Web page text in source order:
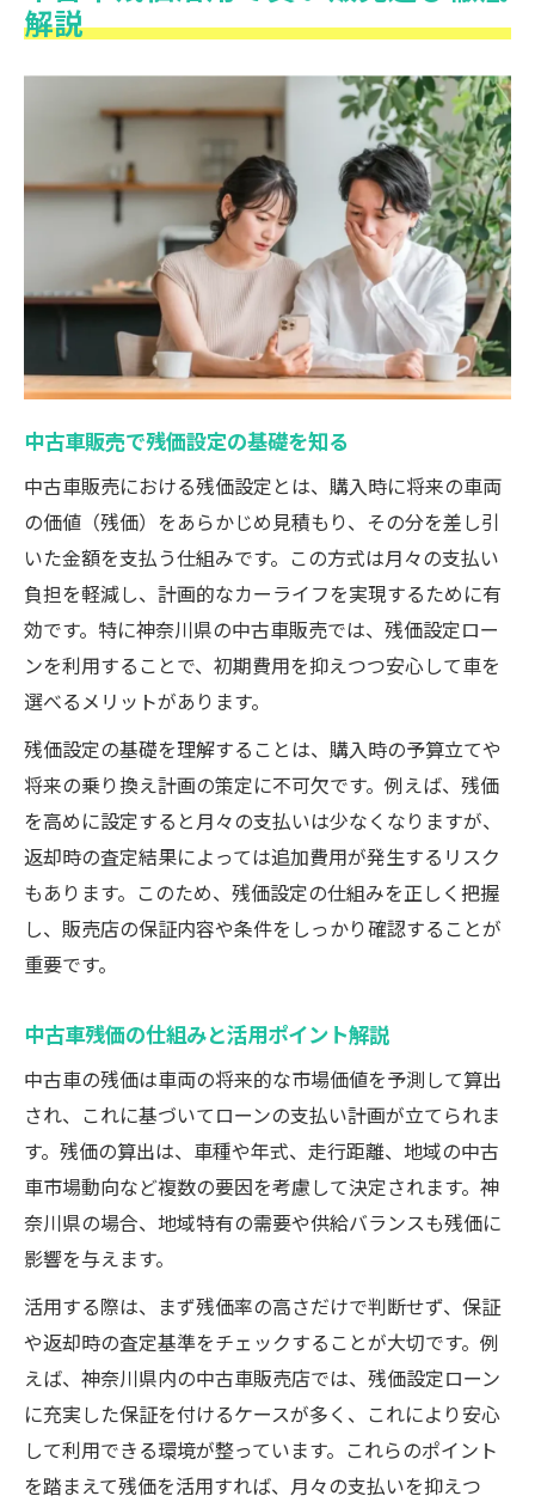
中古車販売選びに最適なトヨタ認定中古車
中古車残価設定で差がつく認定中古車の魅
力
神奈川県の中古車販売で選ぶトヨタ車残価
中古車販売に強いトヨタ認定の活用術
月々支払いを抑える中古車購入ポイント
中古車販売で月々支払いを抑えるコツ
中古車残価設定を活用した賢い購入戦略
神奈川県で中古車販売を選ぶ際の節約術
中古車販売で総支払額を最小限に抑える方
法
残価設定ローンが中古車に合う理由
中古車販売で残価設定ローンを選ぶ利点
中古車残価設定ローンの仕組みと活用例
神奈川県の中古車販売とローン活用の相性
中古車販売選びにおける残価ローンの魅力
中古車販売で残価設定ローンを検討する理
由
中古車販売選びで失敗しない条件整理
中古車販売選びで重要な条件を把握する
中古車残価と販売条件のチェックポイント
神奈川県で中古車販売を選ぶ際の落とし穴
保証や走行距離から見る中古車の魅力
中古車販売で重視すべき保証内容とは
中古車残価に影響する走行距離の考え方
神奈川県の中古車販売保証事情を解説
中古車販売選びで走行距離を比較するコツ
中古車販売の保証と残価維持のポイント
解説
中古車販売で残価設定の基礎を知る
中古車販売における残価設定とは、購入時に将来の車両
の価値（残価）をあらかじめ見積もり、その分を差し引
いた金額を支払う仕組みです。この方式は月々の支払い
負担を軽減し、計画的なカーライフを実現するために有
効です。特に神奈川県の中古車販売では、残価設定ロー
ンを利用することで、初期費用を抑えつつ安心して車を
選べるメリットがあります。
残価設定の基礎を理解することは、購入時の予算立てや
将来の乗り換え計画の策定に不可欠です。例えば、残価
を高めに設定すると月々の支払いは少なくなりますが、
返却時の査定結果によっては追加費用が発生するリスク
もあります。このため、残価設定の仕組みを正しく把握
し、販売店の保証内容や条件をしっかり確認することが
重要です。
中古車残価の仕組みと活用ポイント解説
中古車の残価は車両の将来的な市場価値を予測して算出
され、これに基づいてローンの支払い計画が立てられま
す。残価の算出は、車種や年式、走行距離、地域の中古
車市場動向など複数の要因を考慮して決定されます。神
奈川県の場合、地域特有の需要や供給バランスも残価に
影響を与えます。
活用する際は、まず残価率の高さだけで判断せず、保証
や返却時の査定基準をチェックすることが大切です。例
えば、神奈川県内の中古車販売店では、残価設定ローン
に充実した保証を付けるケースが多く、これにより安心
して利用できる環境が整っています。これらのポイント
を踏まえて残価を活用すれば、月々の支払いを抑えつ